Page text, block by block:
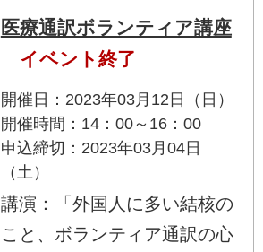
医療通訳ボランティア講座
イベント終了
開催日：2023年03月12日（日）
開催時間：14：00～16：00
申込締切：2023年03月04日
（土）
講演：「外国人に多い結核の
こと、ボランティア通訳の心